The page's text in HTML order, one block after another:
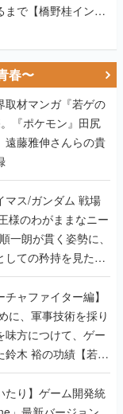
まで【橋野桂インタ
春〜
取材マンガ『若ゲの
『ポケモン』田尻
遠藤雅伸さんらの貴
/ガンダム 戦場
様のわがままなニー
一朗が貫く姿勢に、
しての矜持を見た
】
チャファイター編】
に、軍事技術を採り
味方につけて、ゲー
鈴木 裕の功績【若ゲ
たり】ゲーム開発統